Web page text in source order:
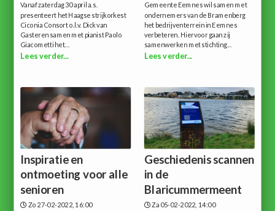
Vanaf zaterdag 30 april a.s.
presenteert het Haagse strijkorkest
Ciconia Consort o.l.v. Dick van
Gasteren samen met pianist Paolo
Giacometti het...
Lees verder...
Gemeente Eemnes wil samen met
ondernemers van de Bramenberg
het bedrijventerrein in Eemnes
verbeteren. Hiervoor gaan zij
samenwerken met stichting...
Lees verder...
Inspiratie en
ontmoeting voor alle
senioren
Zo 27-02-2022, 16:00
Geschiedenis scannen
in de
Blaricummermeent
Za 05-02-2022, 14:00